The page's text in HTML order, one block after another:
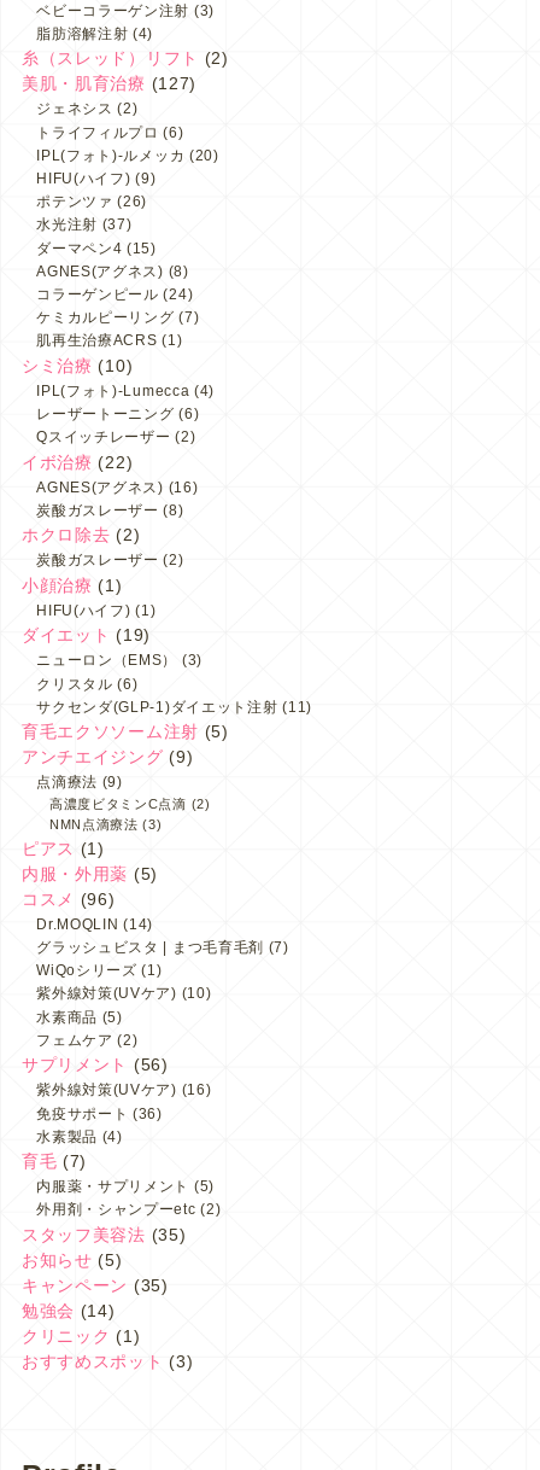
ベビーコラーゲン注射 (3)
脂肪溶解注射 (4)
糸（スレッド）リフト
(2)
美肌・肌育治療 (127)
ジェネシス (2)
トライフィルプロ (6)
IPL(フォト)-ルメッカ (20)
HIFU(ハイフ) (9)
ポテンツァ (26)
水光注射 (37)
ダーマペン4 (15)
AGNES(アグネス) (8)
コラーゲンピール (24)
ケミカルピーリング (7)
肌再生治療ACRS (1)
シミ治療 (10)
IPL(フォト)-Lumecca (4)
レーザートーニング (6)
Qスイッチレーザー (2)
イボ治療 (22)
AGNES(アグネス) (16)
炭酸ガスレーザー (8)
ホクロ除去 (2)
炭酸ガスレーザー (2)
小顔治療 (1)
HIFU(ハイフ) (1)
ダイエット (19)
ニューロン（EMS）
(3)
クリスタル (6)
サクセンダ(GLP-1)ダイエット注射 (11)
育毛エクソソーム注射 (5)
アンチエイジング (9)
点滴療法 (9)
高濃度ビタミンC点滴 (2)
NMN点滴療法 (3)
ピアス (1)
内服・外用薬 (5)
コスメ
(96)
Dr.MOQLIN (14)
グラッシュビスタ | まつ毛育毛剤 (7)
WiQoシリーズ (1)
紫外線対策(UVケア) (10)
水素商品 (5)
フェムケア (2)
サプリメント (56)
紫外線対策(UVケア) (16)
免疫サポート (36)
水素製品 (4)
育毛 (7)
内服薬・サプリメント (5)
外用剤・シャンプーetc (2)
スタッフ美容法 (35)
お知らせ (5)
キャンペーン (35)
勉強会 (14)
クリニック (1)
おすすめスポット (3)